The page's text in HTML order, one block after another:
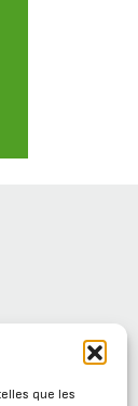
que les